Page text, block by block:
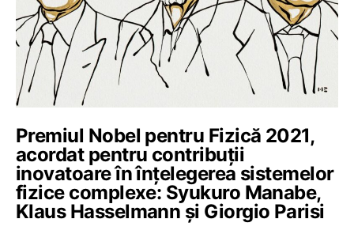
Premiul Nobel pentru Fizică 2021,
acordat pentru contribuţii
inovatoare în înţelegerea sistemelor
fizice complexe: Syukuro Manabe,
Klaus Hasselmann şi Giorgio Parisi